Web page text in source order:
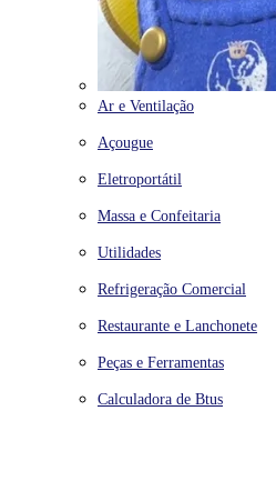
Ar e Ventilação
Açougue
Eletroportátil
Massa e Confeitaria
Utilidades
Refrigeração Comercial
Restaurante e Lanchonete
Peças e Ferramentas
Calculadora de Btus